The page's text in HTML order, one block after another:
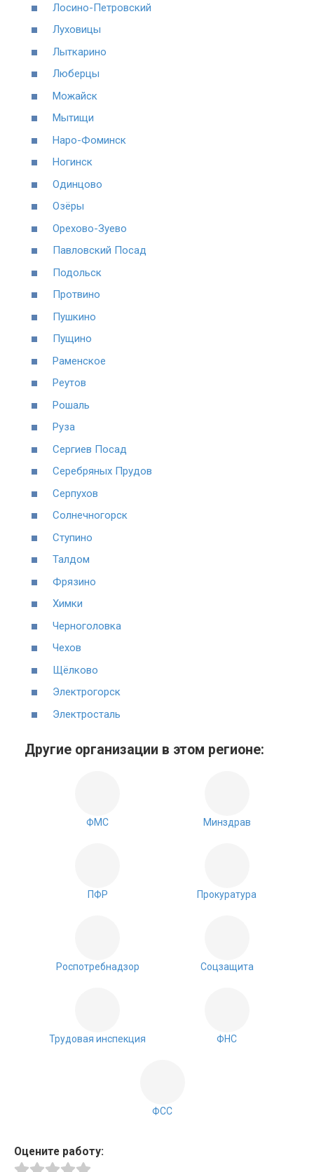
Лосино-Петровский
Луховицы
Лыткарино
Люберцы
Можайск
Мытищи
Наро-Фоминск
Ногинск
Одинцово
Озёры
Орехово-Зуево
Павловский Посад
Подольск
Протвино
Пушкино
Пущино
Раменское
Реутов
Рошаль
Руза
Сергиев Посад
Серебряных Прудов
Серпухов
Солнечногорск
Ступино
Талдом
Фрязино
Химки
Черноголовка
Чехов
Щёлково
Электрогорск
Электросталь
Другие организации в этом регионе:
ФМС Минздрав
ПФР Прокуратура
Роспотребнадзор Соцзащита
Трудовая инспекция ФНС
ФСС
Оцените работу: